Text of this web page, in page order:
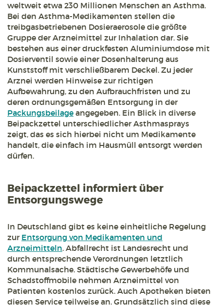
weltweit etwa 230 Millionen Menschen an Asthma.
Bei den Asthma-Medikamenten stellen die
treibgasbetriebenen Dosieraerosole die größte
Gruppe der Arzneimittel zur Inhalation dar. Sie
bestehen aus einer druckfesten Aluminiumdose mit
Dosierventil sowie einer Dosenhalterung aus
Kunststoff mit verschließbarem Deckel. Zu jeder
Arznei werden Hinweise zur richtigen
Aufbewahrung, zu den Aufbrauchfristen und zu
deren ordnungsgemäßen Entsorgung in der
Packungsbeilage angegeben. Ein Blick in diverse
Beipackzettel unterschiedlicher Asthmasprays
zeigt, das es sich hierbei nicht um Medikamente
handelt, die einfach im Hausmüll entsorgt werden
dürfen.
Beipackzettel informiert über
Entsorgungswege
In Deutschland gibt es keine einheitliche Regelung
zur Entsorgung von Medikamenten und
Arzneimitteln. Abfallrecht ist Landesrecht und
durch entsprechende Verordnungen letztlich
Kommunalsache. Städtische Gewerbehöfe und
Schadstoffmobile nehmen Arzneimittel von
Patienten kostenlos zurück. Auch Apotheken bieten
diesen Service teilweise an. Grundsätzlich sind diese